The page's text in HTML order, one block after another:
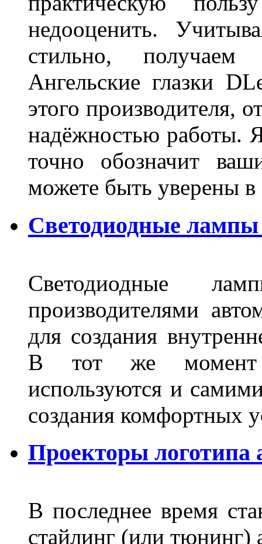
недооценить.
стильно,
Ангельские глазки
этого производителя,
надёжностью работы.
точно обозначит
можете быть уверены
Светодиодные
Светодиодные
производителями
для создания
В тот же момент
используются и
создания комфортных
Проекторы логотипа
В последнее время
стайлинг (или тюнинг)